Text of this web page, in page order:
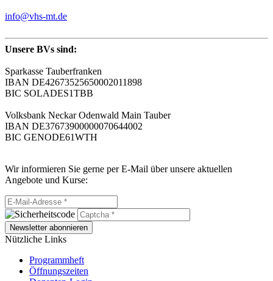
info@vhs-mt.de
Unsere BVs sind:
Sparkasse Tauberfranken
IBAN DE42673525650002011898
BIC SOLADES1TBB
Volksbank Neckar Odenwald Main Tauber
IBAN DE37673900000070644002
BIC GENODE61WTH
Wir informieren Sie gerne per E-Mail über unsere aktuellen
Angebote und Kurse:
Newsletter abonnieren
Nützliche Links
Programmheft
Öffnungszeiten